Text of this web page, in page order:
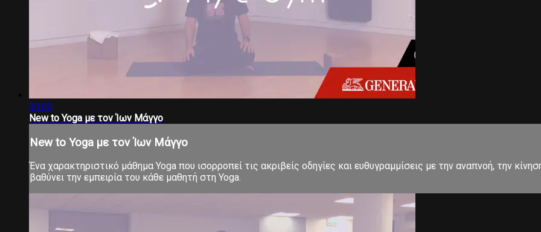
30:00
New to Yoga με τον Ίων Μάγγο
New to Yoga με τον Ίων Μάγγο
Ένα χαρακτηριστικό μάθημα Yoga που ισορροπεί τις ακριβείς οδηγίες και ευθυγραμμίσεις με την αναπνοή, την
βαθύνει την εμπειρία του κάθε μαθητή στη Yoga.